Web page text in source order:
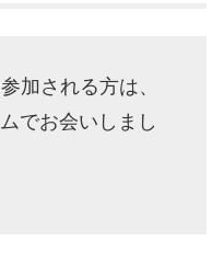
加される方は、
でお会いしまし